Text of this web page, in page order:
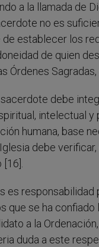
a la llamada de
no es
de establecer los
de quien
Órdenes
debe
intelectual
humana, base
debe
[16].
es
que se ha
a la
duda a este